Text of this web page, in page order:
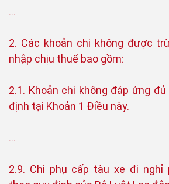
…
2. Các khoản chi không được
nhập chịu thuế bao gồm:
2.1. Khoản chi không đáp ứng
định tại Khoản 1 Điều này.
…
2.9. Chi phụ cấp tàu xe đi nghỉ